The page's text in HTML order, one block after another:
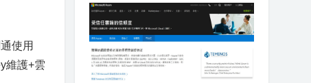
使用
維護+雲